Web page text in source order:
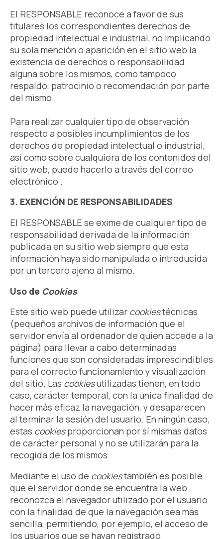
El RESPONSABLE reconoce a favor de sus
titulares los correspondientes derechos de
propiedad intelectual e industrial, no implicando
su sola mención o aparición en el sitio web la
existencia de derechos o responsabilidad
alguna sobre los mismos, como tampoco
respaldo, patrocinio o recomendación por parte
del mismo.
Para realizar cualquier tipo de observación
respecto a posibles incumplimientos de los
derechos de propiedad intelectual o industrial,
así como sobre cualquiera de los contenidos del
sitio web, puede hacerlo a través del correo
electrónico .
3. EXENCIÓN DE RESPONSABILIDADES
El RESPONSABLE se exime de cualquier tipo de
responsabilidad derivada de la información
publicada en su sitio web siempre que esta
información haya sido manipulada o introducida
por un tercero ajeno al mismo.
Uso de Cookies
Este sitio web puede utilizar cookiestécnicas
(pequeños archivos de información que el
servidor envía al ordenador de quien accede a la
página) para llevar a cabo determinadas
funciones que son consideradas imprescindibles
para el correcto funcionamiento y visualización
del sitio. Las cookiesutilizadas tienen, en todo
caso, carácter temporal, con la única finalidad de
hacer más eficaz la navegación, y desaparecen
al terminar la sesión del usuario. En ningún caso,
estas cookiesproporcionan por sí mismas datos
de carácter personal y no se utilizarán para la
recogida de los mismos.
Mediante el uso de cookiestambién es posible
que el servidor donde se encuentra la web
reconozca el navegador utilizado por el usuario
con la finalidad de que la navegación sea más
sencilla, permitiendo, por ejemplo, el acceso de
los usuarios que se hayan registrado